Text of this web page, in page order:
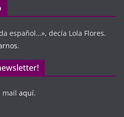
español…», decía Lola Flores.
.
mail aquí.